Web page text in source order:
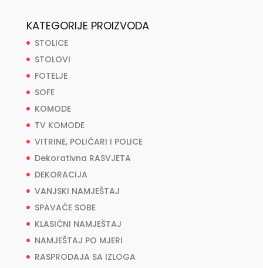
KATEGORIJE PROIZVODA
STOLICE
STOLOVI
FOTELJE
SOFE
KOMODE
TV KOMODE
VITRINE, POLIČARI I POLICE
Dekorativna RASVJETA
DEKORACIJA
VANJSKI NAMJEŠTAJ
SPAVAĆE SOBE
KLASIČNI NAMJEŠTAJ
NAMJEŠTAJ PO MJERI
RASPRODAJA SA IZLOGA